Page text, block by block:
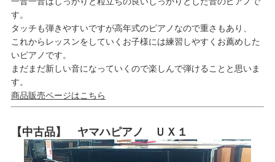
す。
タッチも弾きやすいですが高年式のピアノなので重さもあり、
これからレッスンをしていくお子様には練習しやすくお薦めした
いピアノです。
まだまだ新しい音になっていくので楽しんで弾けることと思いま
す。
商品販売ページはこちら
【中古品】 ヤマハピアノ ＵＸ１